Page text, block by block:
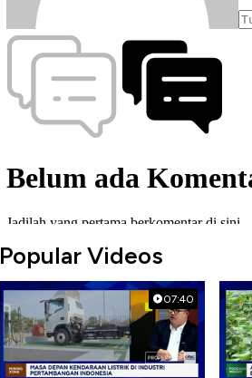
Popular Videos
07:40